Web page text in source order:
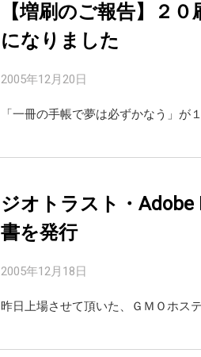
【増刷のご報告】２
になりました
2005年12月20日
「一冊の手帳で夢は必ずかなう」が
ジオトラスト・Adobe
書を発行
2005年12月18日
昨日上場させて頂いた、ＧＭＯホス